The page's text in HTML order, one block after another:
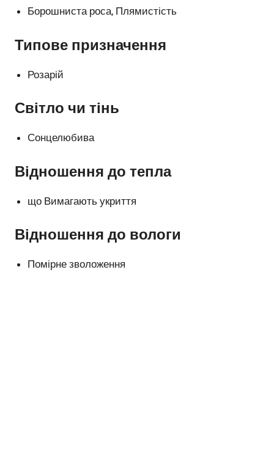
Борошниста роса, Плямистість
Типове призначення
Розарій
Світло чи тінь
Сонцелюбива
Відношення до тепла
що Вимагають укриття
Відношення до вологи
Помірне зволоження